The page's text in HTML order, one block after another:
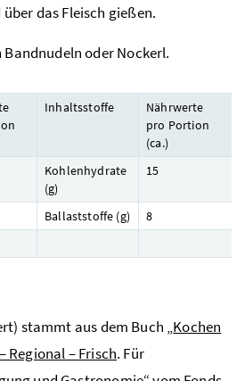
das Fleisch gießen.
Bandnudeln oder Nockerl.
Inhaltsstoffe
Nährwerte
pro Portion
(ca.)
Kohlenhydrate
(g)
15
Ballaststoffe (g)
8
stammt aus dem Buch „Kochen
Regional – Frisch. Für